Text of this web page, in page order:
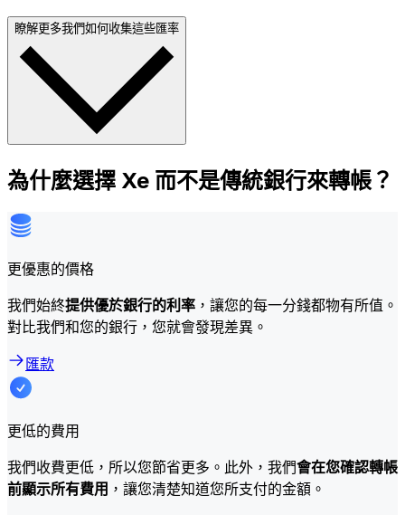
瞭解更多我們如何收集這些匯率
為什麼選擇 Xe 而不是傳統銀行來轉帳？
更優惠的價格
我們始終提供優於銀行的利率 ，讓您的每一分錢都物有所值。
對比我們和您的銀行，您就會發現差異。
匯款
更低的費用
我們收費更低，所以您節省更多。此外，我們會在您確認轉帳
前顯示所有費用 ，讓您清楚知道您所支付的金額。